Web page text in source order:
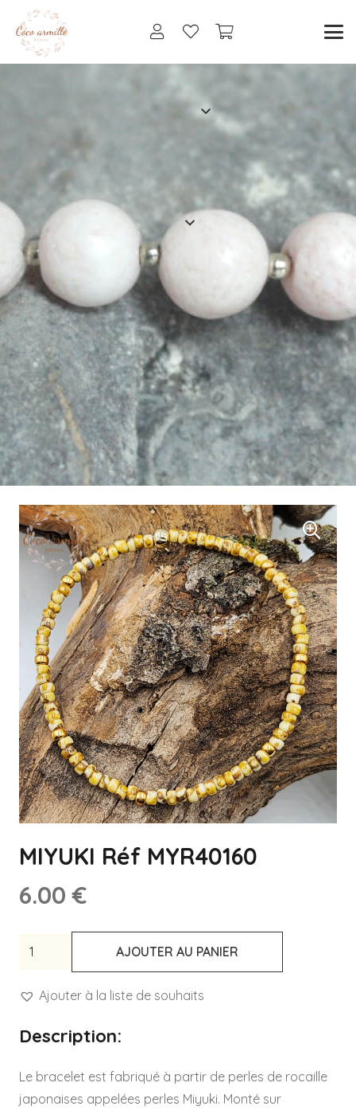
MIYUKI Réf MYR40160
6.00€
quantité
MIYUKI
MYR40160
AJOUTER AU PANIER
Ajouter à la liste de souhaits
Description:
Le bracelet est fabriqué à partir de perles de rocaille
japonaises appelées perles Miyuki. Monté sur